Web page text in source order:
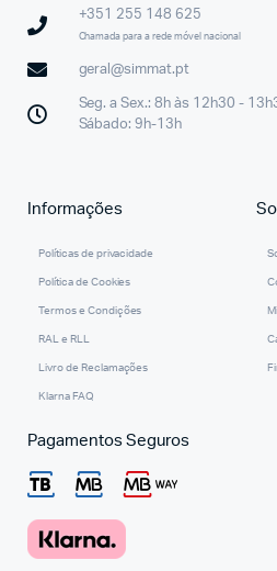
+351 255 148 625
Chamada para a rede móvel nacional
geral@simmat.pt
Seg. a Sex.: 8h às 12h30 -
Sábado: 9h-13h
Informações
Políticas de privacidade
Política de Cookies
Termos e Condições
RAL e RLL
Livro de Reclamações
Klarna FAQ
Pagamentos Seguros